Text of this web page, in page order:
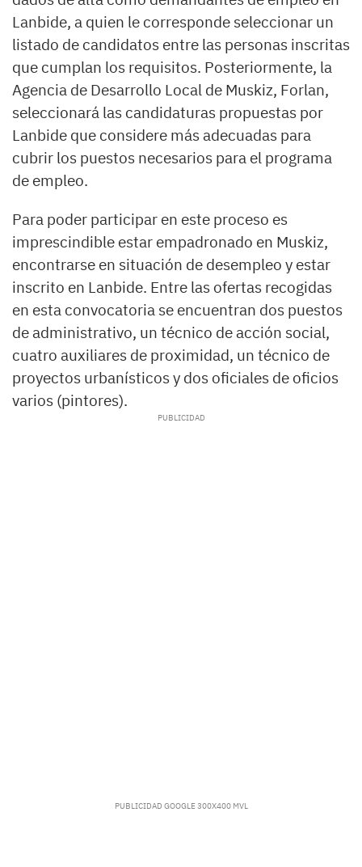
Lanbide, a quien le corresponde seleccionar un
listado de candidatos entre las personas inscritas
que cumplan los requisitos. Posteriormente, la
Agencia de Desarrollo Local de Muskiz, Forlan,
seleccionará las candidaturas propuestas por
Lanbide que considere más adecuadas para
cubrir los puestos necesarios para el programa
de empleo.
Para poder participar en este proceso es
imprescindible estar empadronado en Muskiz,
encontrarse en situación de desempleo y estar
inscrito en Lanbide. Entre las ofertas recogidas
en esta convocatoria se encuentran dos puestos
de administrativo, un técnico de acción social,
cuatro auxiliares de proximidad, un técnico de
proyectos urbanísticos y dos oficiales de oficios
varios (pintores).